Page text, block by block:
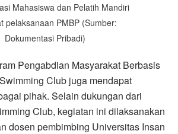
Mahasiswa dan Pelatih Mandiri
pelaksanaan PMBP (Sumber:
Dokumentasi Pribadi)
Pengabdian Masyarakat Berbasis
Club juga mendapat
pihak. Selain dukungan dari
Club, kegiatan ini dilaksanakan
dosen pembimbing Universitas Insan